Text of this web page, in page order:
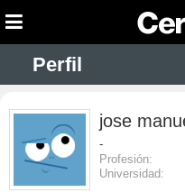
Perfil
jose
-
Profesión:
Universidad: